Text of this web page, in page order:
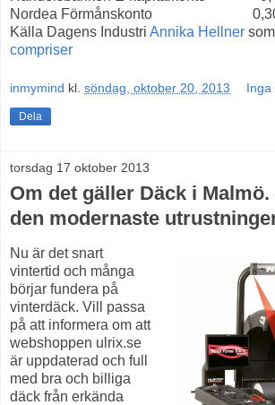
Nordea Förmånskonto
Källa Dagens Industri Annika Hellner
compriser
inmymind kl. söndag, oktober 20, 2013 Inga
Dela
torsdag 17 oktober 2013
Om det gäller Däck i
den modernaste
Nu är det snart
vintertid och många
börjar fundera på
vinterdäck. Vill passa
på att informera om att
webshoppen ulrix.se
är uppdaterad och full
med bra och billiga
däck från erkända